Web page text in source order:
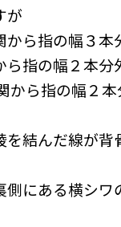
が
ら指の幅３本
指の幅２本分
から指の幅２
結んだ線が背
にある横シワ